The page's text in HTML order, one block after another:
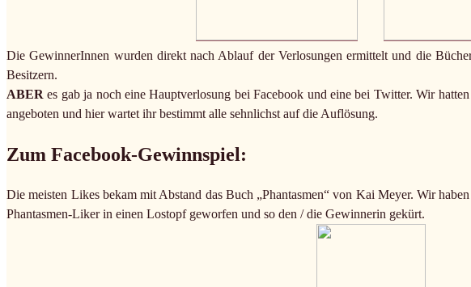
Die GewinnerInnen wurden direkt nach Ablauf der Verlosungen ermittelt und die
Besitzern.
ABER es gab ja noch eine Hauptverlosung bei Facebook und eine bei Twitter. Wir
angeboten und hier wartet ihr bestimmt alle sehnlichst auf die Auflösung.
Zum Facebook-Gewinnspiel:
Die meisten Likes bekam mit Abstand das Buch „Phantasmen“ von Kai Meyer. Wir
Phantasmen-Liker in einen Lostopf geworfen und so den / die Gewinnerin gekürt.